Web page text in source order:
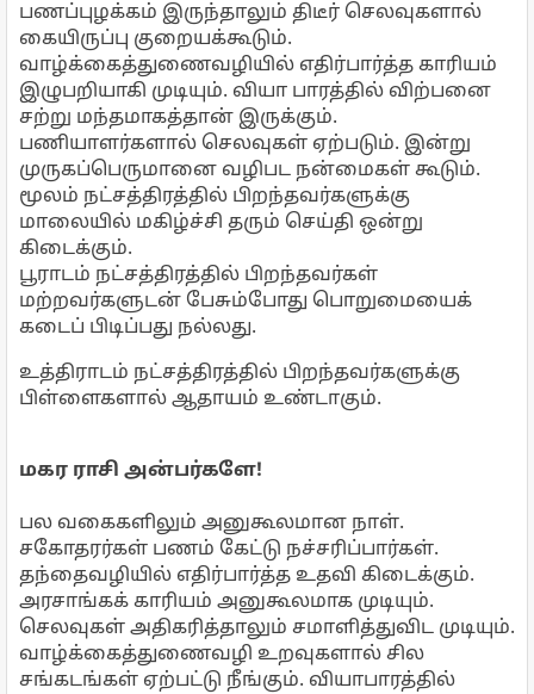
பணப்புழக்கம் இருந்தாலும் திடீர் செலவுகளால்
கையிருப்பு குறையக்கூடும்.
வாழ்க்கைத்துணைவழியில் எதிர்பார்த்த காரியம்
இழுபறியாகி முடியும். வியா பாரத்தில் விற்பனை
சற்று மந்தமாகத்தான் இருக்கும்.
பணியாளர்களால் செலவுகள் ஏற்படும். இன்று
முருகப்பெருமானை வழிபட நன்மைகள் கூடும்.
மூலம் நட்சத்திரத்தில் பிறந்தவர்களுக்கு
மாலையில் மகிழ்ச்சி தரும் செய்தி ஒன்று
கிடைக்கும்.
பூராடம் நட்சத்திரத்தில் பிறந்தவர்கள்
மற்றவர்களுடன் பேசும்போது பொறுமையைக்
கடைப் பிடிப்பது நல்லது.
உத்திராடம் நட்சத்திரத்தில் பிறந்தவர்களுக்கு
பிள்ளைகளால் ஆதாயம் உண்டாகும்.
மகர ராசி அன்பர்களே!
பல வகைகளிலும் அனுகூலமான நாள்.
சகோதரர்கள் பணம் கேட்டு நச்சரிப்பார்கள்.
தந்தைவழியில் எதிர்பார்த்த உதவி கிடைக்கும்.
அரசாங்கக் காரியம் அனுகூலமாக முடியும்.
செலவுகள் அதிகரித்தாலும் சமாளித்துவிட முடியும்.
வாழ்க்கைத்துணைவழி உறவுகளால் சில
சங்கடங்கள் ஏற்பட்டு நீங்கும். வியாபாரத்தில்